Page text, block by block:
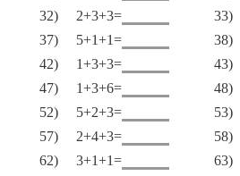
32) 2+3+3=
33)
37) 5+1+1=
38)
42) 1+3+3=
43)
47) 1+3+6=
48)
52) 5+2+3=
53)
57) 2+4+3=
58)
62) 3+1+1=
63)